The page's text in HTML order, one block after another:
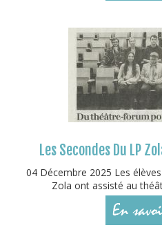
Les Secondes Du LP
04 Décembre 2025 Les
Zola ont assisté au
En